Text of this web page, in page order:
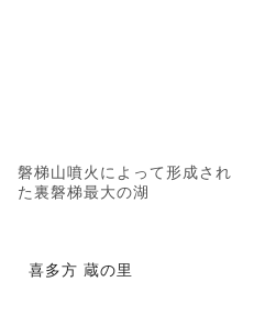
磐梯山噴火によって形成され
た裏磐梯最大の湖
喜多方 蔵の里